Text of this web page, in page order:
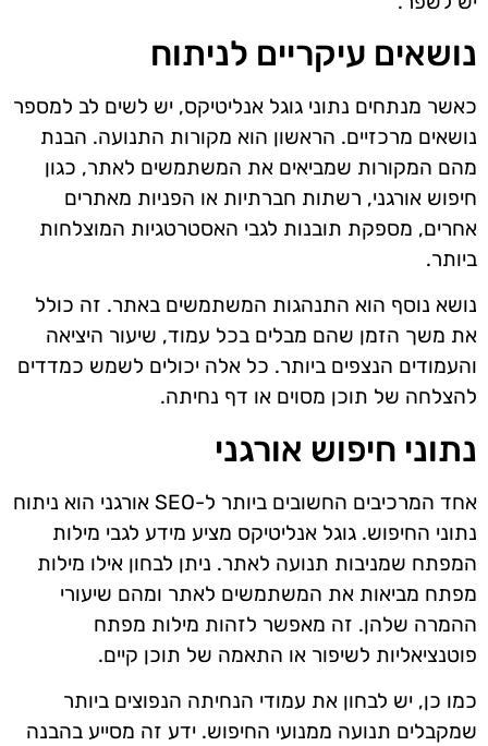
נושאים עיקריים לניתוח
כאשר מנתחים נתוני גוגל אנליטיקס, יש לשים לב למספר
נושאים מרכזיים. הראשון הוא מקורות התנועה. הבנת
מהם המקורות שמביאים את המשתמשים לאתר, כגון
חיפוש אורגני, רשתות חברתיות או הפניות מאתרים
אחרים, מספקת תובנות לגבי האסטרטגיות המוצלחות
ביותר.
נושא נוסף הוא התנהגות המשתמשים באתר. זה כולל
את משך הזמן שהם מבלים בכל עמוד, שיעור היציאה
והעמודים הנצפים ביותר. כל אלה יכולים לשמש כמדדים
להצלחה של תוכן מסוים או דף נחיתה.
נתוני חיפוש אורגני
אחד המרכיבים החשובים ביותר ל-SEO אורגני הוא ניתוח
נתוני החיפוש. גוגל אנליטיקס מציע מידע לגבי מילות
המפתח שמניבות תנועה לאתר. ניתן לבחון אילו מילות
מפתח מביאות את המשתמשים לאתר ומהם שיעורי
ההמרה שלהן. זה מאפשר לזהות מילות מפתח
פוטנציאליות לשיפור או התאמה של תוכן קיים.
כמו כן, יש לבחון את עמודי הנחיתה הנפוצים ביותר
שמקבלים תנועה ממנועי החיפוש. ידע זה מסייע בהבנה